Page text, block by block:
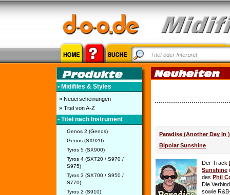
• Midifiles & Styles
» Neuerscheinungen
» Titel von A-Z
• Titel nach Instrument
Genos 2 (Genos)
Genos (SX920)
Tyros 5 (SX900)
Tyros 4 (SX720 / S970 /
S975)
Tyros 3 (SX700 / S950 /
S770)
Tyros 2 (S910)
Paradise (Another Day In
Bipolar Sunshine
Der Track
Sunshine
des Phil
Die
sowie